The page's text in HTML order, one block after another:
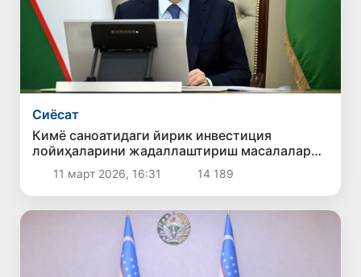
Сиёсат
Кимё саноатидаги йирик инвестиция
лойиҳаларини жадаллаштириш масалалари
кўриб чиқилди
11 март 2026, 16:31 14 189